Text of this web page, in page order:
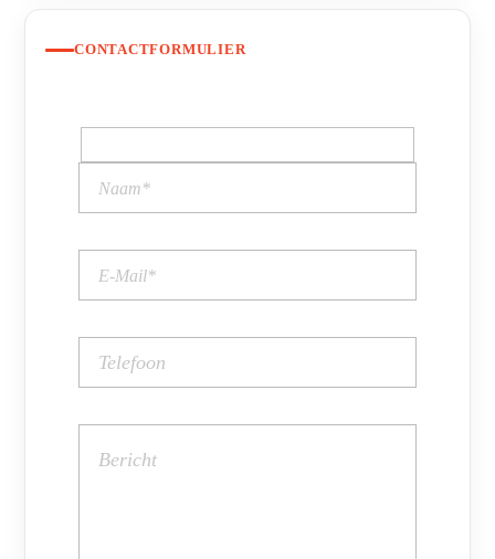
CONTACTFORMULIER